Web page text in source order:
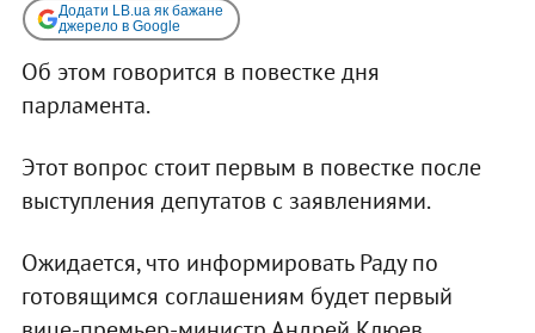
Додати LB.ua як бажане
джерело в Google
Об этом говорится в повестке дня
парламента.
Этот вопрос стоит первым в повестке после
выступления депутатов с заявлениями.
Ожидается, что информировать Раду по
готовящимся соглашениям будет первый